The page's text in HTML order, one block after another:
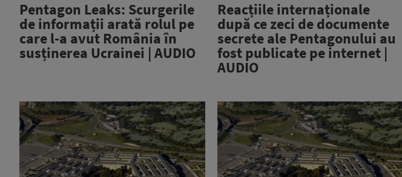
Pentagon Leaks: Scurgerile
de informații arată rolul pe
care l-a avut România în
susținerea Ucrainei | AUDIO
Reacțiile internaționale
după ce zeci de documente
secrete ale Pentagonului au
fost publicate pe internet |
AUDIO